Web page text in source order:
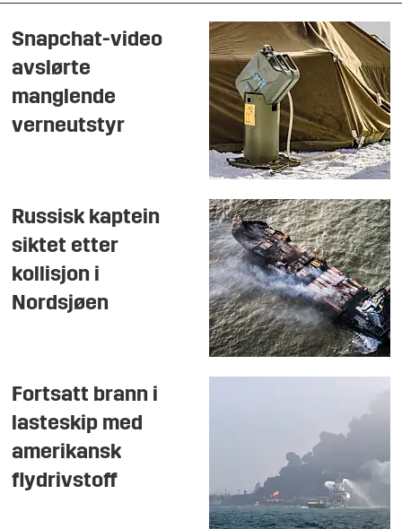
Snapchat-video
avslørte
manglende
verneutstyr
Russisk kaptein
siktet etter
kollisjon i
Nordsjøen
Fortsatt brann i
lasteskip med
amerikansk
flydrivstoff